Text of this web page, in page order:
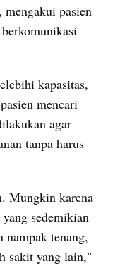
pasien
kapasitas,
mencari
agar
tanpa harus
Mungkin karena
nampak tenang,
sakit yang lain,"